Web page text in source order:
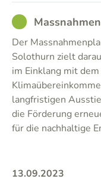
GOOD
Der
Solothurn zielt
im Einklang mit
langfristigen
die Förderung
für die nachhaltige
13.09.2023